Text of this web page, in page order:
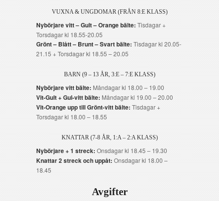
VUXNA & UNGDOMAR (FRÅN 8:E KLASS)
Nybörjare vitt – Gult – Orange bälte: Tisdagar +
Torsdagar kl 18.55-20.05
Grönt – Blått – Brunt – Svart bälte: Tisdagar kl 20.05-
21.15 + Torsdagar kl 18.55 – 20.05
BARN (9 – 13 ÅR, 3:E – 7:E KLASS)
Nybörjare vitt bälte: Måndagar kl 18.00 – 19.00
Vit-Gult + Gul-vitt bälte: Måndagar kl 19.00 – 20.00
Vit-Orange upp till Grönt-vitt bälte: Tisdagar +
Torsdagar kl 18.00 – 18.55
KNATTAR (7-8 ÅR, 1:A – 2:A KLASS)
Nybörjare + 1 streck: Onsdagar kl 18.45 – 19.30
Knattar 2 streck och uppåt: Onsdagar kl 18.00 –
18.45
Avgifter